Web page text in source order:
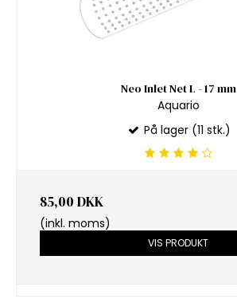
Neo Inlet Net L - 17 mm
Aquario
På lager (11 stk.)
85,00 DKK
(inkl. moms)
VIS PRODUKT